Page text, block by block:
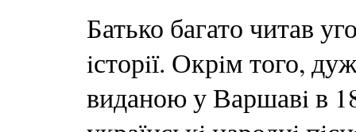
Батько багато читав
iсторiї. Окрiм того,
виданою у Варшавi в